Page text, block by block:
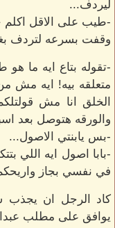
ليردف...
-طيب على الاقل اكلم
وقفت بسرعه لتردف
-تقوله بتاع ايه ما هو
متعلقه بيه! ايه
الخلق انا مش
والورقه هتوصل بعد
-بس يابنتي الاصول...
-بابا اصول ايه اللي
في نفسي بجاز
كاد الرجل ان يجذب
يوافق على مطلب